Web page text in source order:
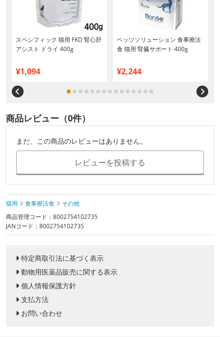
スペシフィック 猫用 FKD 腎心肝
アシスト ドライ 400g
¥1,094
ベッツソリューション 食事療法
食 猫用 腎臓サポート 400g
¥2,244
商品レビュー（0件）
まだ、この商品のレビューはありません。
レビューを投稿する
猫用 食事療法食
その他
商品管理コード：8002754102735
JANコード：8002754102735
特定商取引法に基づく表示
動物用医薬品販売に関する表示
個人情報保護方針
支払方法
お問い合わせ